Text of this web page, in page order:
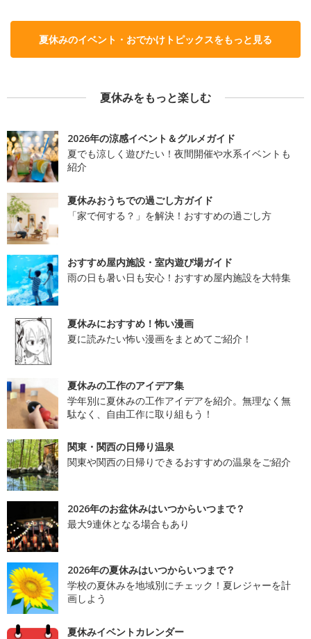
夏休みのイベント・おでかけトピックスをもっと見る
夏休みをもっと楽しむ
2026年の涼感イベント＆グルメガイド
夏でも涼しく遊びたい！夜間開催や水系イベントも
紹介
夏休みおうちでの過ごし方ガイド
「家で何する？」を解決！おすすめの過ごし方
おすすめ屋内施設・室内遊び場ガイド
雨の日も暑い日も安心！おすすめ屋内施設を大特集
夏休みにおすすめ！怖い漫画
夏に読みたい怖い漫画をまとめてご紹介！
夏休みの工作のアイデア集
学年別に夏休みの工作アイデアを紹介。無理なく無
駄なく、自由工作に取り組もう！
関東・関西の日帰り温泉
関東や関西の日帰りできるおすすめの温泉をご紹介
2026年のお盆休みはいつからいつまで？
最大9連休となる場合もあり
2026年の夏休みはいつからいつまで？
学校の夏休みを地域別にチェック！夏レジャーを計
画しよう
夏休みイベントカレンダー